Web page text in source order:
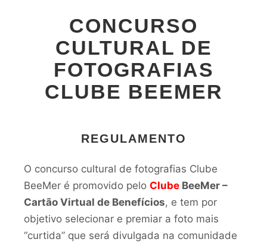
CONCURSO
CULTURAL DE
FOTOGRAFIAS
CLUBE BEEMER
REGULAMENTO
O concurso cultural de fotografias Clube
BeeMer é promovido pelo Clube BeeMer –
Cartão Virtual de Benefícios, e tem por
objetivo selecionar e premiar a foto mais
“curtida” que será divulgada na comunidade